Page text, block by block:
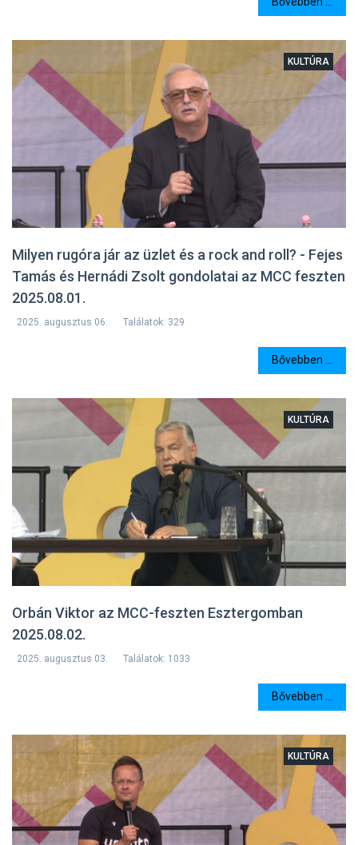
Milyen rugóra jár az üzlet és a rock and roll? - Fejes
Tamás és Hernádi Zsolt gondolatai az MCC feszten
2025.08.01.
KULTÚRA
2025. augusztus 06. Találatok: 329
Bővebben ...
Orbán Viktor az MCC-feszten Esztergomban
2025.08.02.
KULTÚRA
2025. augusztus 03. Találatok: 1033
Bővebben ...
KULTÚRA